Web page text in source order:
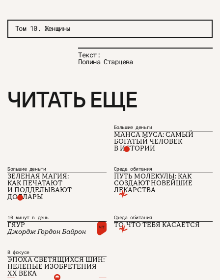
Том 10. Женщины
Текст:
Полина Старцева
ЧИТАТЬ ЕЩЕ
Большие деньги
МАНСА МУСА: САМЫЙ
БОГАТЫЙ ЧЕЛОВЕК
В ИСТОРИИ
Большие деньги
ЗЕЛЕНАЯ МАГИЯ:
КАК ПЕЧАТАЮТ
И ПОДДЕЛЫВАЮТ
ДОЛЛАРЫ
Среда обитания
ПУТЬ МОЛЕКУЛЫ: КАК
СОЗДАЮТ НОВЕЙШИЕ
ЛЕКАРСТВА
10 минут в день
ГЯУР
Джордж Гордон Байрон
чт
Среда обитания
ТО, ЧТО ТЕБЯ КАСАЕТСЯ
В фокусе
ЭПОХА СВЕТЯЩИХСЯ ШИН:
НЕЛЕПЫЕ ИЗОБРЕТЕНИЯ
XX ВЕКА
О проекте
Команда
Журнал